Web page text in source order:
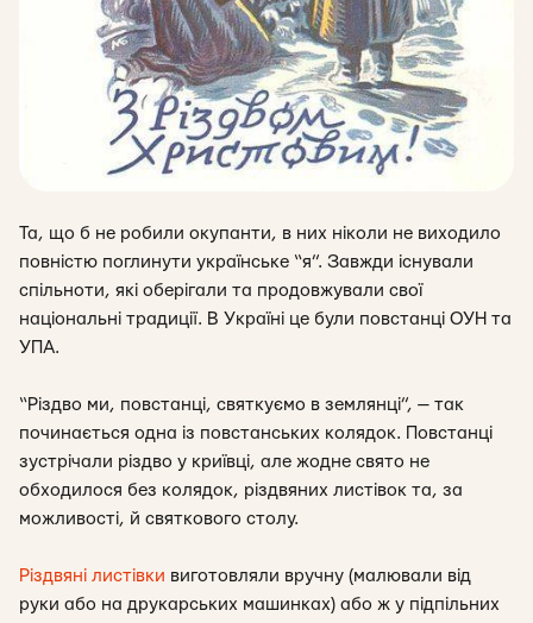
Та, що б не робили окупанти, в них ніколи не виходило
повністю поглинути українське “я”. Завжди існували
спільноти, які оберігали та продовжували свої
національні традиції. В Україні це були повстанці ОУН та
УПА.
“Різдво ми, повстанці, святкуємо в землянці”, — так
починається одна із повстанських колядок. Повстанці
зустрічали різдво у криївці, але жодне свято не
обходилося без колядок, різдвяних листівок та, за
можливості, й святкового столу.
Різдвяні листівки виготовляли вручну (малювали від
руки або на друкарських машинках) або ж у підпільних